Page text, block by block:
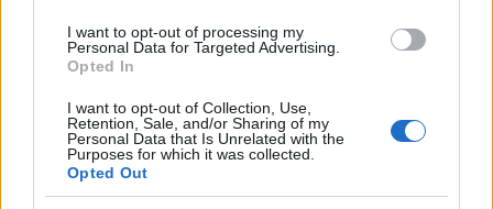
I want to opt-out of processing my
Personal Data for Targeted Advertising.
Opted In
I want to opt-out of Collection, Use,
Retention, Sale, and/or Sharing of my
Personal Data that Is Unrelated with the
Purposes for which it was collected.
Opted Out